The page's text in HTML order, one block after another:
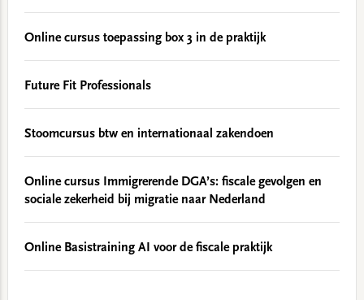
Online cursus toepassing box 3 in de praktijk
Future Fit Professionals
Stoomcursus btw en internationaal zakendoen
Online cursus Immigrerende DGA’s: fiscale gevolgen en
sociale zekerheid bij migratie naar Nederland
Online Basistraining AI voor de fiscale praktijk